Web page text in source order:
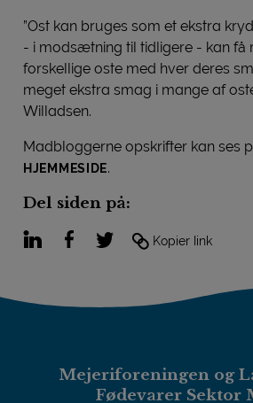
”Ost kan bruges som et ekstra
- i modsætning til tidligere - kan få
forskellige oste med hver deres
meget ekstra smag i mange af
Willadsen.
Madbloggerne opskrifter kan ses
HJEMMESIDE.
Del siden på:
LinkedInFacebook
TwitterKopier link
Mejeriforeningen og
Fødevarer Sektor